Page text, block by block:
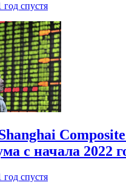
год спустя
с начала 2022
год спустя